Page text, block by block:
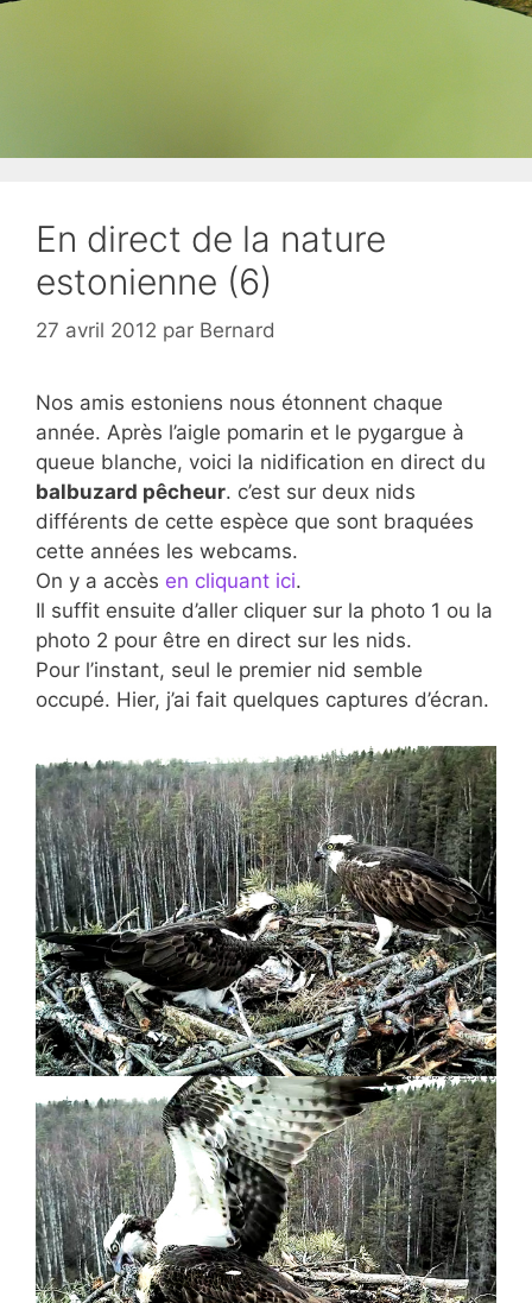
En direct de la nature
estonienne (6)
27 avril 2012 par Bernard
Nos amis estoniens nous étonnent chaque
année. Après l’aigle pomarin et le pygargue à
queue blanche, voici la nidification en direct du
balbuzard pêcheur. c’est sur deux nids
différents de cette espèce que sont braquées
cette années les webcams.
On y a accès en cliquant ici.
Il suffit ensuite d’aller cliquer sur la photo 1 ou la
photo 2 pour être en direct sur les nids.
Pour l’instant, seul le premier nid semble
occupé. Hier, j’ai fait quelques captures d’écran.